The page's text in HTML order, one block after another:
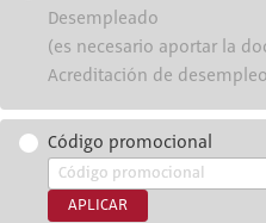
Desempleado
(es necesario aportar la
Acreditación de
Código promocional
APLICAR